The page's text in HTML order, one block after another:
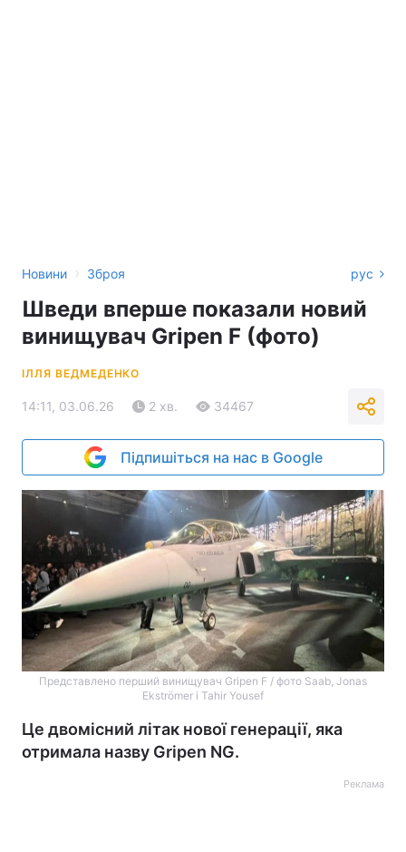
Новини › Зброя рус
Шведи вперше показали новий
винищувач Gripen F (фото)
ІЛЛЯ ВЕДМЕДЕНКО
14:11, 03.06.26 2 хв. 34467
Підпишіться на нас в Google
Представлено перший винищувач Gripen F / фото Saab, Jonas
Ekströmer і Tahir Yousef
Це двомісний літак нової генерації, яка
отримала назву Gripen NG.
Реклама